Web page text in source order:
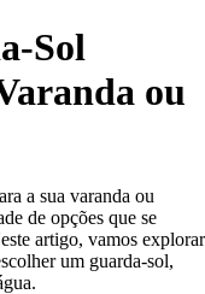
Sol
ou
a sua varanda ou
de opções que se
artigo, vamos explorar
um guarda-sol,